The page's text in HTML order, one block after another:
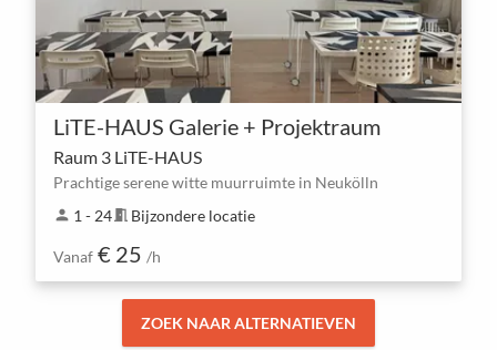
LiTE-HAUS Galerie + Projektraum
Raum 3 LiTE-HAUS
Prachtige serene witte muurruimte in Neukölln
person 1 - 24meeting_room Bijzondere locatie
Vanaf € 25 /h
ZOEK NAAR ALTERNATIEVEN